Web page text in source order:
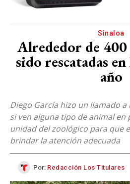
Sinaloa
Alrededor de 400
sido rescatadas
año
Diego García hizo un llamado
si ven alguna tipo de animal
unidad del zoológico para que
brindar la atención adecuada
Por: Redacción Los Titulares